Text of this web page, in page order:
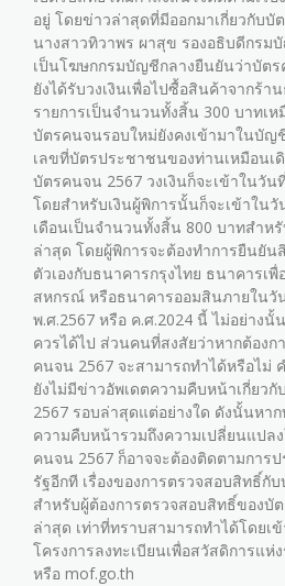
อยู่ โดยข่าวล่าสุดที่มีออกมาเกี่ยวกับบั
นางสาวทิวาพร ผาสุข รองอธิบดีกรม
เป็นโฆษกกรมบัญชีกลางยืนยันว่าบัต
ยังได้รับวงเงินเพื่อไปซื้อสินค้าจากร้า
รายการเป็นจำนวนทั้งสิ้น 300 บาทเห
บัตรคนจนรอบใหม่ยังคงเข้ามาในบัญ
เลขที่บัตรประชาชนของท่านเหมือนเ
บัตรคนจน 2567 วงเงินก็จะเข้าในวัน
โดยสำหรับเงินผู้พิการนั้นก็จะเข้าใน
เดือนเป็นจำนวนทั้งสิ้น 800 บาทสำห
ล่าสุด โดยผู้พิการจะต้องทำการยืนยั
ตัวเองกับธนาคารกรุงไทย ธนาคารเพื่
สหกรณ์ หรือธนาคารออมสินภายในวั
พ.ศ.2567 หรือ ค.ศ.2024 นี้ ไม่อย่าง
ควรได้ไป ส่วนคนที่สงสัยว่าหากต้องก
คนจน 2567 จะสามารถทำได้หรือไม่
ยังไม่มีข่าวอัพเดตความคืบหน้าเกี่ยว
2567 รอบล่าสุดแต่อย่างใด ดังนั้นหา
ความคืบหน้ารวมถึงความเปลี่ยนแปล
คนจน 2567 ก็อาจจะต้องติดตามการ
รัฐอีกที เรื่องของการตรวจสอบสิทธิ์กั
สำหรับผู้ต้องการตรวจสอบสิทธิ์ของบั
ล่าสุด เท่าที่ทราบสามารถทำได้โดยเ
โครงการลงทะเบียนเพื่อสวัสดิการแห่
หรือ mof.go.th